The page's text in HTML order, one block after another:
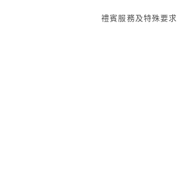
禮賓服務及特殊要求